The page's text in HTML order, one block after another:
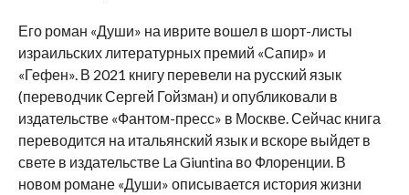
Его роман «Души» на иврите вошел в шорт-листы
израильских литературных премий «Сапир» и
«Гефен». В 2021 книгу перевели на русский язык
(переводчик Сергей Гойзман) и опубликовали в
издательстве «Фантом-пресс» в Москве. Сейчас книга
переводится на итальянский язык и вскоре выйдет в
свете в издательстве La Giuntina во Флоренции. В
новом романе «Души» описывается история жизни